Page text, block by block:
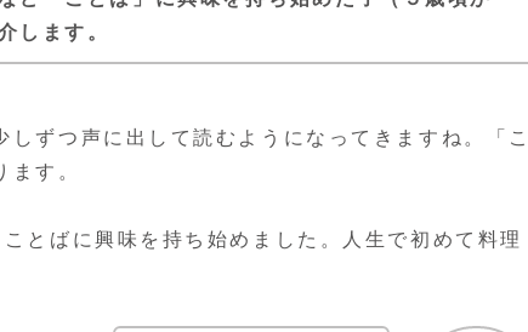
します。
ずつ声に出して読むようになってきますね。「こ
す。
とばに興味を持ち始めました。人生で初めて料理